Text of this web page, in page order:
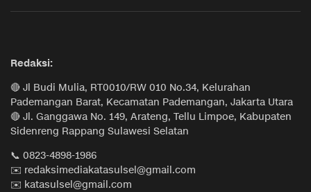
Redaksi:
🔴 Jl Budi Mulia, RT0010/RW 010 No.34, Kelurahan
Pademangan Barat, Kecamatan Pademangan, Jakarta Utara
🔴 Jl. Ganggawa No. 149, Arateng, Tellu Limpoe, Kabupaten
Sidenreng Rappang Sulawesi Selatan
📞 0823-4898-1986
✉️ redaksimediakatasulsel@gmail.com
✉️ katasulsel@gmail.com